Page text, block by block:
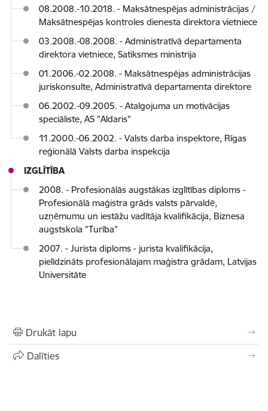
08.2008.-10.2018. - Maksātnespējas administrācijas /
Maksātnespējas kontroles dienesta direktora vietniece
03.2008.-08.2008. - Administratīvā departamenta
direktora vietniece, Satiksmes ministrija
01.2006.-02.2008. - Maksātnespējas administrācijas
juriskonsulte, Administratīvā departamenta direktore
06.2002.-09.2005. - Atalgojuma un motivācijas
speciāliste, AS "Aldaris"
11.2000.-06.2002. - Valsts darba inspektore, Rīgas
reģionālā Valsts darba inspekcija
IZGLĪTĪBA
2008. - Profesionālās augstākas izglītības diploms -
Profesionālā maģistra grāds valsts pārvaldē,
uzņēmumu un iestāžu vadītāja kvalifikācija, Biznesa
augstskola "Turība"
2007. - Jurista diploms - jurista kvalifikācija,
pielīdzināts profesionālajam maģistra grādam, Latvijas
Universitāte
Drukāt lapu
Dalīties